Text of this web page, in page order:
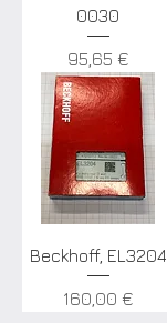
0030
Цена
95,65 €
Beckhoff, EL3204
Цена
160,00 €